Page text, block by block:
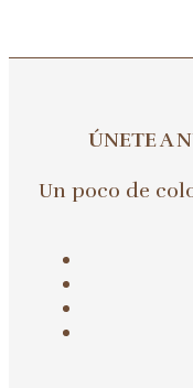
ÚNETE A
Un poco de